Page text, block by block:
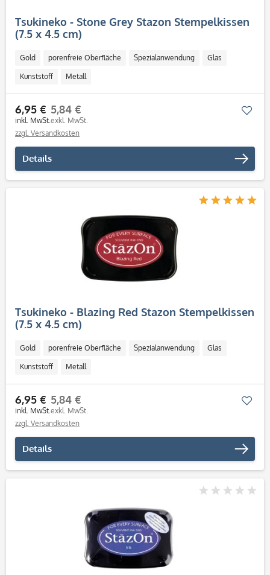
Tsukineko - Stone Grey Stazon Stempelkissen
(7.5 x 4.5 cm)
Gold porenfreie Oberfläche Spezialanwendung Glas
Kunststoff Metall
6,95 €
inkl. MwSt.
5,84 €
exkl. MwSt.
zzgl. Versandkosten
Details
Tsukineko - Blazing Red Stazon Stempelkissen
(7.5 x 4.5 cm)
Gold porenfreie Oberfläche Spezialanwendung Glas
Kunststoff Metall
6,95 €
inkl. MwSt.
5,84 €
exkl. MwSt.
zzgl. Versandkosten
Details